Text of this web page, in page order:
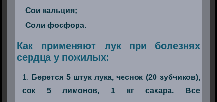
Сои кальция;
Соли фосфора.
Как применяют лук при болезнях
сердца у пожилых:
Берется 5 штук лука, чеснок (20 зубчиков),
сок 5 лимонов, 1 кг сахара. Все